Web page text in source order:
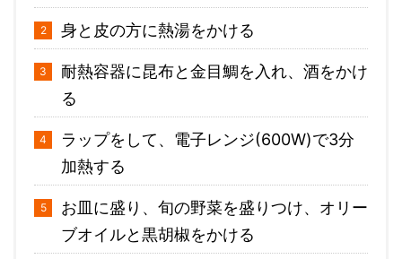
身と皮の方に熱湯をかける
耐熱容器に昆布と金目鯛を入れ、酒をかけ
る
ラップをして、電子レンジ(600W)で3分
加熱する
お皿に盛り、旬の野菜を盛りつけ、オリー
ブオイルと黒胡椒をかける